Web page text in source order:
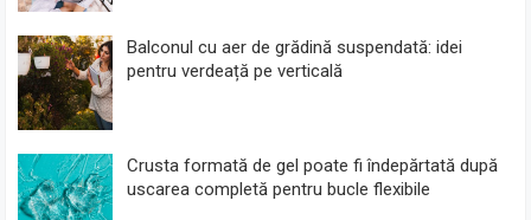
Balconul cu aer de grădină suspendată: idei
pentru verdeață pe verticală
Crusta formată de gel poate fi îndepărtată după
uscarea completă pentru bucle flexibile